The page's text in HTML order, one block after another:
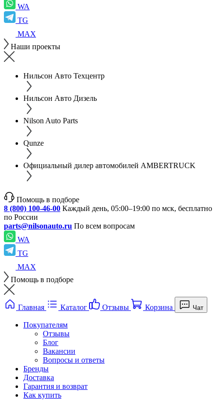
WA
TG
MAX
Наши проекты
Нильсон Авто Техцентр
Нильсон Авто Дизель
Nilson Auto Parts
Qunze
Официальный дилер автомобилей AMBERTRUCK
Помощь в подборе
8 (800) 100-46-00 Каждый день, 05:00–19:00 по мск, бесплатно
по России
parts@nilsonauto.ru По всем вопросам
WA
TG
MAX
Помощь в подборе
Главная Каталог Отзывы Корзина Чат
Покупателям
Отзывы
Блог
Вакансии
Вопросы и ответы
Бренды
Доставка
Гарантия и возврат
Как купить